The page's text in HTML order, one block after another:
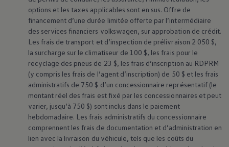
options et les taxes applicables sont en sus. Offre de
financement d’une durée limitée offerte par l’intermédiaire
des services financiers volkswagen, sur approbation de crédit.
Les frais de transport et d’inspection de prélivraison 2 050 $,
la surcharge sur le climatiseur de 100 $, les frais pour le
recyclage des pneus de 23 $, les frais d’inscription au RDPRM
(y compris les frais de l’agent d’inscription) de 50 $ et les frais
administratifs de 750 $ d’un concessionnaire représentatif (le
montant réel des frais est fixé par les concessionnaires et peut
varier, jusqu’à 750 $) sont inclus dans le paiement
hebdomadaire. Les frais administratifs du concessionnaire
comprennent les frais de documentation et d’administration en
lien avec la livraison du véhicule, tels que les coûts du